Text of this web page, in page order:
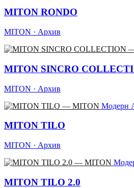
MITON RONDO
MITON · Архив
MITON SINCRO
MITON · Архив
Модерн
MITON TILO
MITON · Архив
MITON TILO 2.0